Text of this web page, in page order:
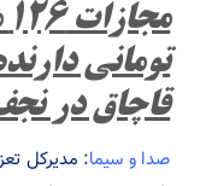
تومانی
قاچاق در
صدا و سیما: مدیرکل